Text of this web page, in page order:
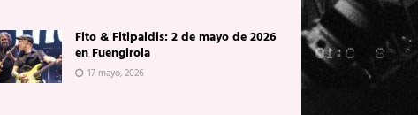
Fito & Fitipaldis: 2 de mayo de 2026
en Fuengirola
17 mayo, 2026